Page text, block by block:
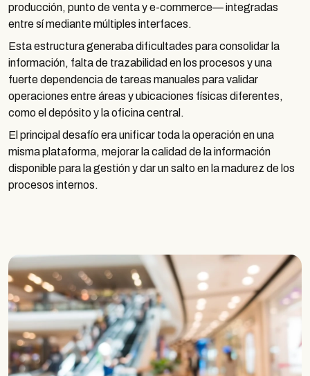
producción, punto de venta y e-commerce— integradas
entre sí mediante múltiples interfaces.
Esta estructura generaba dificultades para consolidar la
información, falta de trazabilidad en los procesos y una
fuerte dependencia de tareas manuales para validar
operaciones entre áreas y ubicaciones físicas diferentes,
como el depósito y la oficina central.
El principal desafío era unificar toda la operación en una
misma plataforma, mejorar la calidad de la información
disponible para la gestión y dar un salto en la madurez de los
procesos internos.